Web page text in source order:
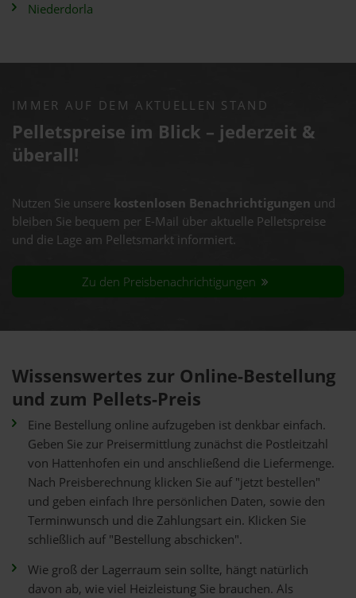
Niederdorla
IMMER AUF DEM AKTUELLEN STAND
Pelletspreise im Blick – jederzeit &
überall!
Nutzen Sie unsere kostenlosen Benachrichtigungen und
bleiben Sie bequem per E-Mail über aktuelle Pelletspreise
und die Lage am Pelletsmarkt informiert.
Zu den Preisbenachrichtigungen
Wissenswertes zur Online-Bestellung
und zum Pellets-Preis
Eine Bestellung online aufzugeben ist denkbar einfach.
Geben Sie zur Preisermittlung zunächst die Postleitzahl
von Hattenhofen ein und anschließend die Liefermenge.
Nach Preisberechnung klicken Sie auf "jetzt bestellen"
und geben einfach Ihre persönlichen Daten, sowie den
Terminwunsch und die Zahlungsart ein. Klicken Sie
schließlich auf "Bestellung abschicken".
Wie groß der Lagerraum sein sollte, hängt natürlich
davon ab, wie viel Heizleistung Sie brauchen. Als